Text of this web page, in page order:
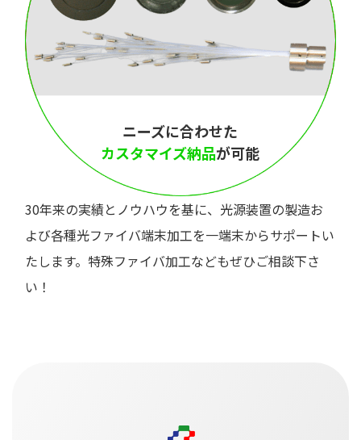
ニーズに合わせた
カスタマイズ納品が可能
30年来の実績とノウハウを基に、光源装置の製造お
よび各種光ファイバ端末加工を一端末からサポートい
たします。特殊ファイバ加工などもぜひご相談下さ
い！